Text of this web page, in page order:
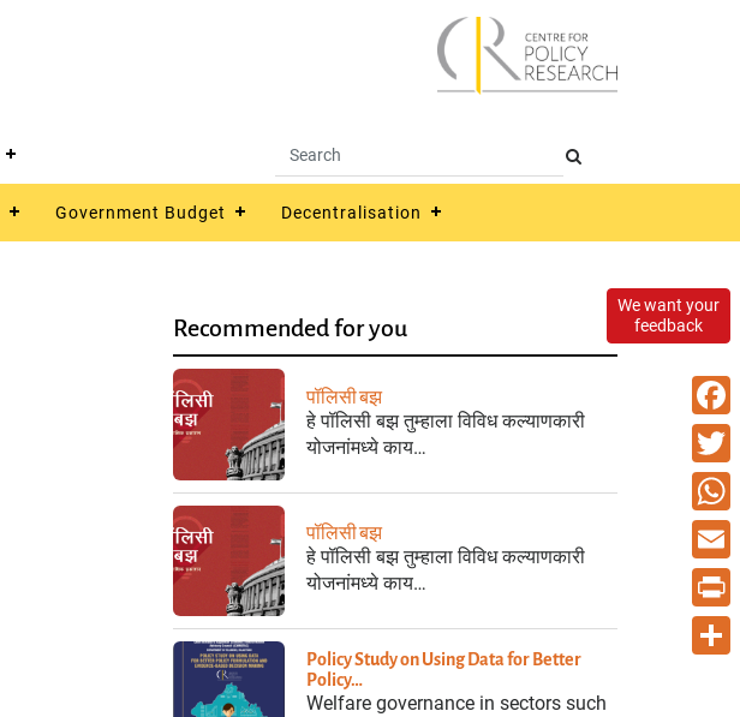
Government Budget Decentralisation
We want your
feedback
Recommended for you
पॉलिसी बझ
हे पॉलिसी बझ तुम्हाला विविध कल्याणकारी
योजनांमध्ये काय…
पॉलिसी बझ
हे पॉलिसी बझ तुम्हाला विविध कल्याणकारी
योजनांमध्ये काय…
Policy Study on Using Data for Better
Policy…
Welfare governance in sectors such
Email
Print